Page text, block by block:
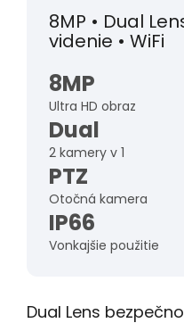
8MP • Dual
videnie • WiFi
8MP
Ultra HD obraz
Dual
2 kamery v 1
PTZ
Otočná kamera
IP66
Vonkajšie použitie
Dual Lens